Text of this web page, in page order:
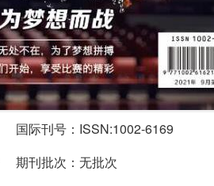
国际刊号：ISSN:1002-6169
期刊批次：无批次